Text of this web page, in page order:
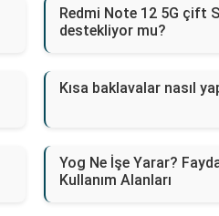
Redmi Note 12 5G çift
destekliyor mu?
Kısa baklavalar nasıl
Yog Ne İşe Yarar?
Kullanım Alanları